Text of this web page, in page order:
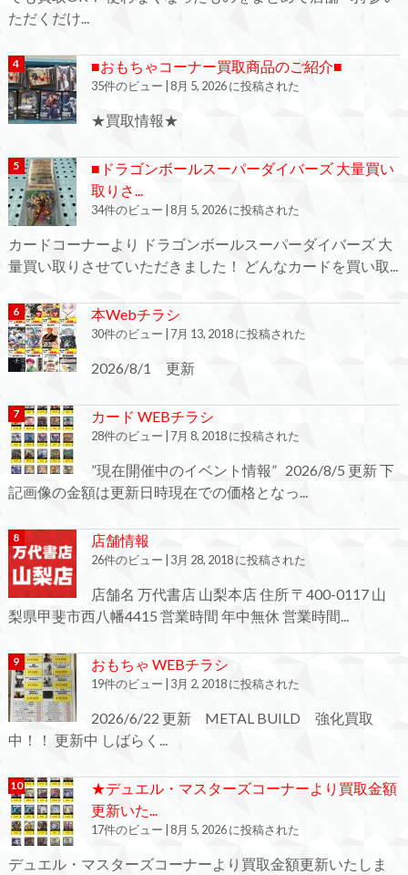
ただくだけ...
■おもちゃコーナー買取商品のご紹介■
35件のビュー | 8月 5, 2026 に投稿された
★買取情報★
■ドラゴンボールスーパーダイバーズ 大量買い
取りさ...
34件のビュー | 8月 5, 2026 に投稿された
カードコーナーより ドラゴンボールスーパーダイバーズ 大
量買い取りさせていただきました！ どんなカードを買い取...
本Webチラシ
30件のビュー | 7月 13, 2018 に投稿された
2026/8/1 更新
カード WEBチラシ
28件のビュー | 7月 8, 2018 に投稿された
”現在開催中のイベント情報” 2026/8/5 更新 下
記画像の金額は更新日時現在での価格となっ...
店舗情報
26件のビュー | 3月 28, 2018 に投稿された
店舗名 万代書店 山梨本店 住所 〒400-0117 山
梨県甲斐市西八幡4415 営業時間 年中無休 営業時間...
おもちゃ WEBチラシ
19件のビュー | 3月 2, 2018 に投稿された
2026/6/22 更新 METAL BUILD 強化買取
中！！ 更新中 しばらく...
★デュエル・マスターズコーナーより買取金額
更新いた...
17件のビュー |8月 5, 2026 に投稿された
デュエル・マスターズコーナーより買取金額更新いたしま